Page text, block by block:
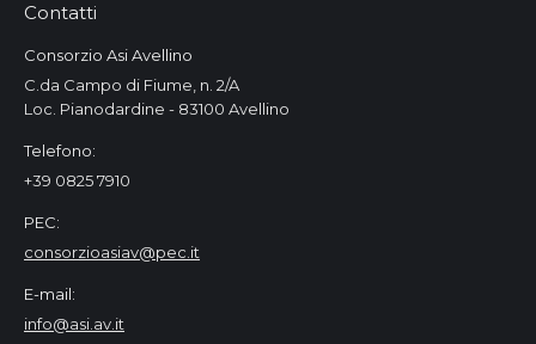
Contatti
Consorzio Asi Avellino
C.da Campo di Fiume, n. 2/A
Loc. Pianodardine - 83100 Avellino
Telefono:
+39 0825 7910
PEC:
consorzioasiav@pec.it
E-mail:
info@asi.av.it